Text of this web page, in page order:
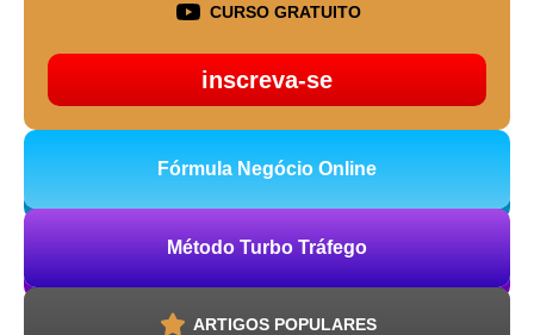
CURSO GRATUITO
inscreva-se
Fórmula Negócio Online
Método Turbo Tráfego
ARTIGOS POPULARES